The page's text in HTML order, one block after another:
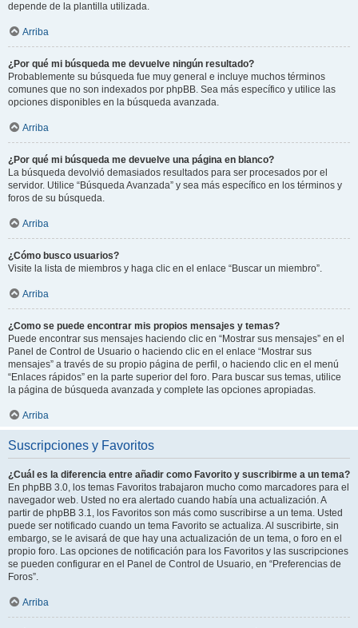
depende de la plantilla utilizada.
Arriba
¿Por qué mi búsqueda me devuelve ningún resultado?
Probablemente su búsqueda fue muy general e incluye muchos términos
comunes que no son indexados por phpBB. Sea más específico y utilice las
opciones disponibles en la búsqueda avanzada.
Arriba
¿Por qué mi búsqueda me devuelve una página en blanco?
La búsqueda devolvió demasiados resultados para ser procesados por el
servidor. Utilice “Búsqueda Avanzada” y sea más específico en los términos y
foros de su búsqueda.
Arriba
¿Cómo busco usuarios?
Visite la lista de miembros y haga clic en el enlace “Buscar un miembro”.
Arriba
¿Como se puede encontrar mis propios mensajes y temas?
Puede encontrar sus mensajes haciendo clic en “Mostrar sus mensajes” en el
Panel de Control de Usuario o haciendo clic en el enlace “Mostrar sus
mensajes” a través de su propio página de perfil, o haciendo clic en el menú
“Enlaces rápidos” en la parte superior del foro. Para buscar sus temas, utilice
la página de búsqueda avanzada y complete las opciones apropiadas.
Arriba
Suscripciones y Favoritos
¿Cuál es la diferencia entre añadir como Favorito y suscribirme a un tema?
En phpBB 3.0, los temas Favoritos trabajaron mucho como marcadores para el
navegador web. Usted no era alertado cuando había una actualización. A
partir de phpBB 3.1, los Favoritos son más como suscribirse a un tema. Usted
puede ser notificado cuando un tema Favorito se actualiza. Al suscribirte, sin
embargo, se le avisará de que hay una actualización de un tema, o foro en el
propio foro. Las opciones de notificación para los Favoritos y las suscripciones
se pueden configurar en el Panel de Control de Usuario, en “Preferencias de
Foros”.
Arriba